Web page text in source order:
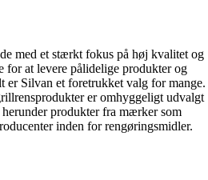
med et stærkt fokus på høj kvalitet og
for at levere pålidelige produkter og
er Silvan et foretrukket valg for mange.
er omhyggeligt udvalgt
produkter fra mærker som
inden for rengøringsmidler.